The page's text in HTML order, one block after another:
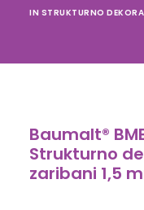
IN STRUKTURNO
Baumalt®
Strukturno
zaribani 1,5